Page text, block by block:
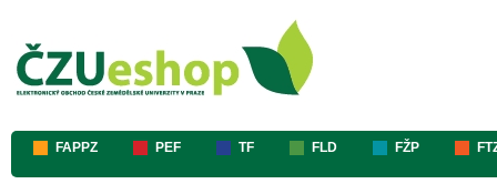
FAPPZ PEF TF FLD FŽP